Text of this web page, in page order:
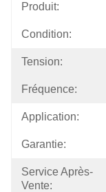
Produit:
Condition:
Tension:
Fréquence:
Application:
Garantie:
Service Après-
Vente: